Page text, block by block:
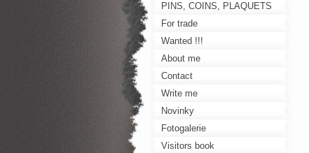
PINS, COINS, PLAQUETS
For trade
Wanted !!!
About me
Contact
Write me
Novinky
Fotogalerie
Visitors book